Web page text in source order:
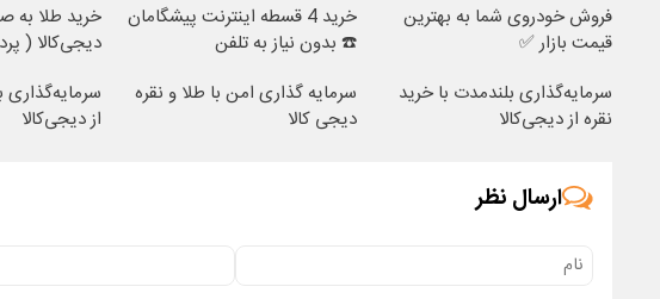
فروش خودروی شما به بهترین
قیمت بازار ✅
خرید 4 قسطه اینترنت پیشگامان
☎️ بدون نیاز به تلفن
خرید طلا به
دیجی‌کالا ( پرداخت
سرمایه‌گذاری بلندمدت با خرید
نقره از دیجی‌کالا
سرمایه گذاری امن با طلا و نقره
دیجی کالا
سرمایه‌گذاری
از دیجی‌کالا
ارسال نظر